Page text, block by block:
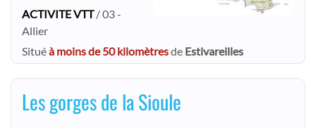
ACTIVITE VTT/ 03 -
Allier
Situéà moins de 50 kilomètresde Estivareilles
Les gorges de la Sioule